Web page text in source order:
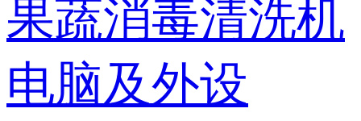
果蔬消毒清洗机
电脑及外设